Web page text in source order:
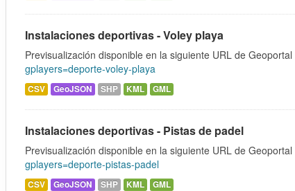
Instalaciones deportivas - Voley playa
Previsualización disponible en la siguiente URL de Geoportal
gplayers=deporte-voley-playa
CSV GeoJSON SHP KML GML
Instalaciones deportivas - Pistas de padel
Previsualización disponible en la siguiente URL de Geoportal
gplayers=deporte-pistas-padel
CSV GeoJSON SHP KML GML